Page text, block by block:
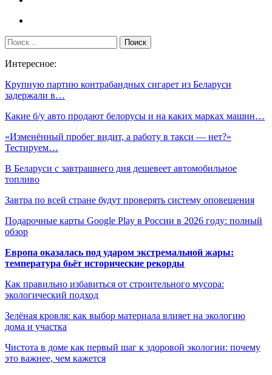
Интересное:
Крупную партию контрабандных сигарет из Беларуси
задержали в…
Какие б/у авто продают белорусы и на каких марках машин…
«Изменённый пробег видит, а работу в такси — нет?»
Тестируем…
В Беларуси с завтрашнего дня дешевеет автомобильное
топливо
Завтра по всей стране будут проверять систему оповещения
Подарочные карты Google Play в России в 2026 году: полный
обзор
Европа оказалась под ударом экстремальной жары:
температура бьёт исторические рекорды
Как правильно избавиться от строительного мусора:
экологический подход
Зелёная кровля: как выбор материала влияет на экологию
дома и участка
Чистота в доме как первый шаг к здоровой экологии: почему
это важнее, чем кажется